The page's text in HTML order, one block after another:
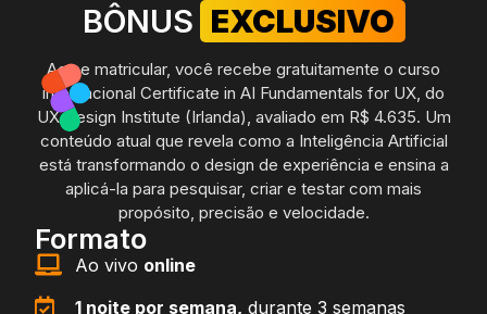
BÔNUS EXCLUSIVO
Ao se matricular, você recebe gratuitamente o curso
internacional Certificate in AI Fundamentals for UX, do
UX Design Institute (Irlanda), avaliado em R$ 4.635. Um
conteúdo atual que revela como a Inteligência Artificial
está transformando o design de experiência e ensina a
aplicá-la para pesquisar, criar e testar com mais
propósito, precisão e velocidade.
Formato
Ao vivo online
1 noite por semana, durante 3 semanas